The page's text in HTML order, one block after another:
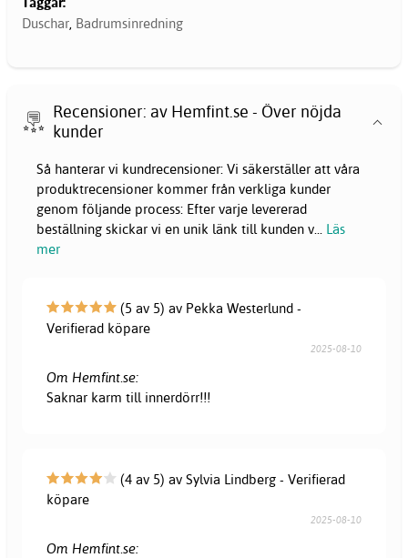
Duschar, Badrumsinredning
Recensioner: av Hemfint.se - Över nöjda
kunder
Så hanterar vi kundrecensioner: Vi säkerställer att våra
produktrecensioner kommer från verkliga kunder
genom följande process: Efter varje levererad
beställning skickar vi en unik länk till kunden v... Läs
mer
(5 av 5) av Pekka Westerlund -
Verifierad köpare
2025-08-10
Om Hemfint.se:
Saknar karm till innerdörr!!!
(4 av 5) av Sylvia Lindberg - Verifierad
köpare
2025-08-10
Om Hemfint.se: